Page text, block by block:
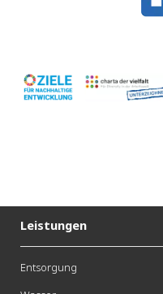
Leistungen
Entsorgung